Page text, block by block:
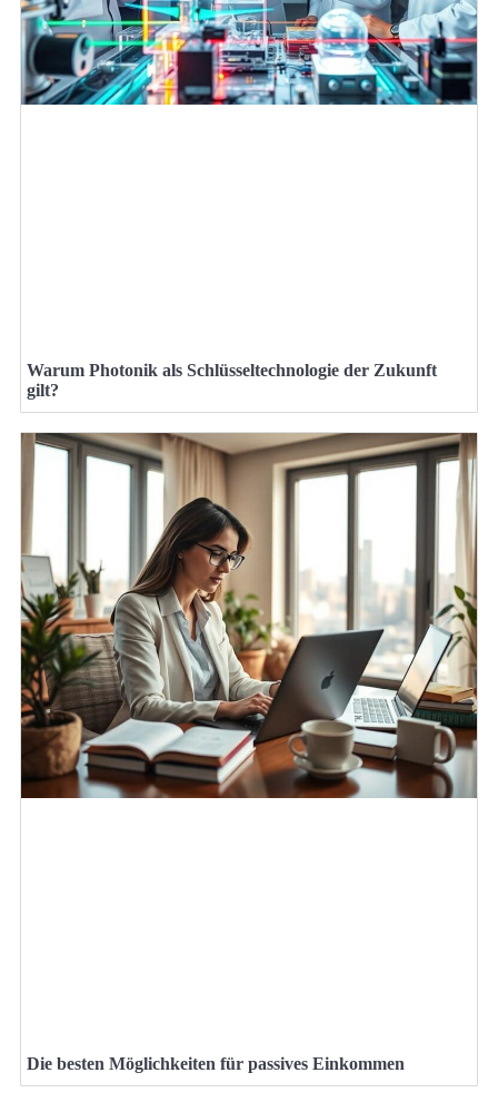
Warum Photonik als Schlüsseltechnologie der Zukunft
gilt?
Die besten Möglichkeiten für passives Einkommen